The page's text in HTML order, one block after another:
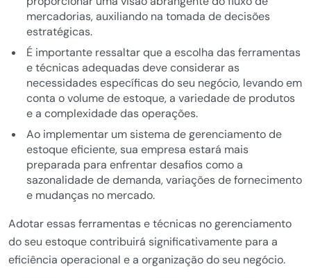
mercadorias, auxiliando na tomada de decisões
estratégicas.
É importante ressaltar que a escolha das ferramentas
e técnicas adequadas deve considerar as
necessidades específicas do seu negócio, levando em
conta o volume de estoque, a variedade de produtos
e a complexidade das operações.
Ao implementar um sistema de gerenciamento de
estoque eficiente, sua empresa estará mais
preparada para enfrentar desafios como a
sazonalidade de demanda, variações de fornecimento
e mudanças no mercado.
Adotar essas ferramentas e técnicas no gerenciamento
do seu estoque contribuirá significativamente para a
eficiência operacional e a organização do seu negócio.